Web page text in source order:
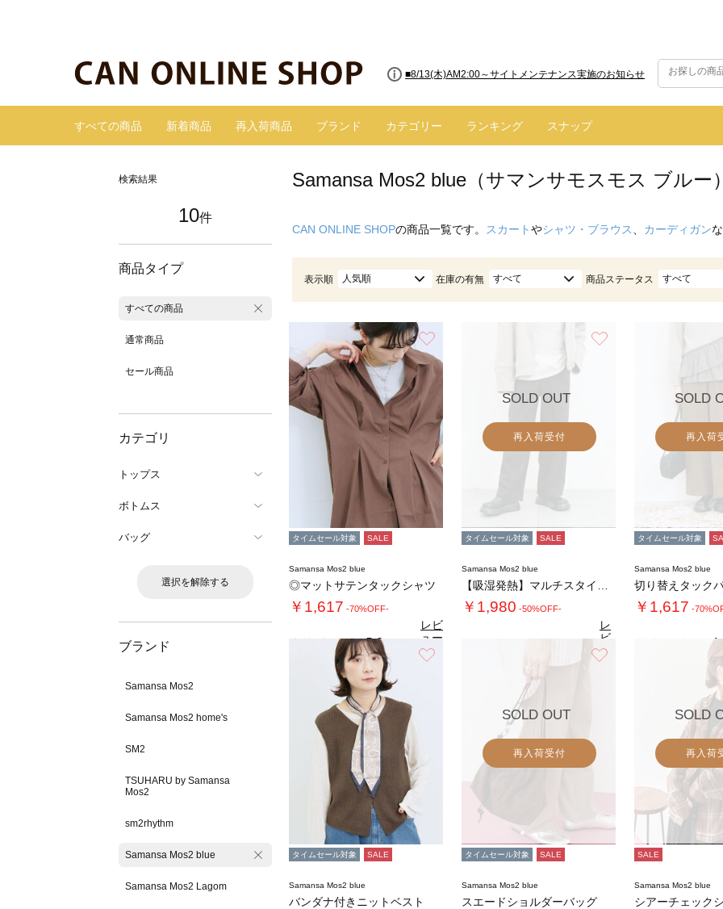
■8/13(木)AM2:00～サイトメンテナンス実施のお知らせ
すべての商品 新着商品 再入荷商品 ブランド カテゴリー ランキング スナップ
検索結果
10件
商品タイプ
すべての商品
通常商品
セール商品
カテゴリ
トップス
ボトムス
バッグ
選択を解除する
ブランド
Samansa Mos2
Samansa Mos2 home's
SM2
TSUHARU by Samansa
Mos2
sm2rhythm
Samansa Mos2 blue
Samansa Mos2 Lagom
Samansa Mos2 blue（サマンサモスモス ブルー
CAN ONLINE SHOPの商品一覧です。 スカートやシャツ・ブラウス カーディガン
表示順 人気順 在庫の有無 すべて 商品ステータス すべて
タイムセール対象 SALE
Samansa Mos2 blue
◎マットサテンタックシャツ
￥1,617 -70%OFF-
5.0（1）
レビ
ュー
を見
る
SOLD OUT
再入荷受付
タイムセール対象 SALE
Samansa Mos2 blue
￥1,980 -50%OFF-
4.7 （27）
レ
ビ
ュ
ー
SOLD
再入荷
タイムセール対象
Samansa Mos2 blue
切り替えタック
￥1,617 -
タイムセール対象 SALE
Samansa Mos2 blue
バンダナ付きニットベスト
SOLD OUT
再入荷受付
タイムセール対象 SALE
Samansa Mos2 blue
スエードショルダーバッグ
SOLD
再入荷
SALE
Samansa Mos2 blue
シアーチェック